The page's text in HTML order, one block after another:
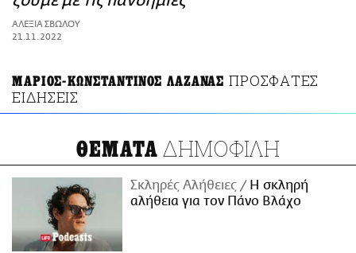
ΑΜΠΑ
PRINT
ΑΛΕΞΙΑ ΣΒΩΛΟΥ
21.11.2022
ΜΑΡΙΟΣ-ΚΩΝΣΤΑΝΤΙΝΟΣ ΛΑΖΑΝΑΣ ΠΡΟΣΦΑΤΕΣ
ΕΙΔΗΣΕΙΣ
ΘΕΜΑΤΑ ΔΗΜΟΦΙΛΗ
Σκληρές Αλήθειες
H σκληρή
αλήθεια για τον Πάνο Βλάχο